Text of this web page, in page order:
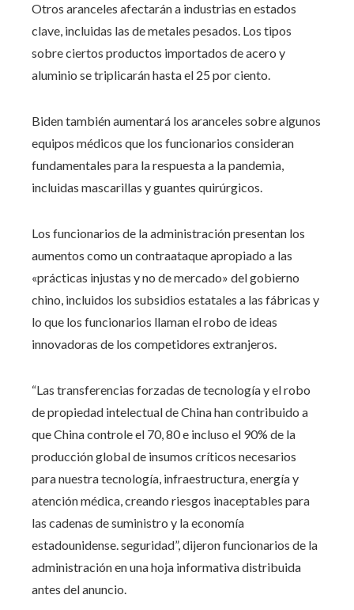
Otros aranceles afectarán a industrias en estados
clave, incluidas las de metales pesados. Los tipos
sobre ciertos productos importados de acero y
aluminio se triplicarán hasta el 25 por ciento.
Biden también aumentará los aranceles sobre algunos
equipos médicos que los funcionarios consideran
fundamentales para la respuesta a la pandemia,
incluidas mascarillas y guantes quirúrgicos.
Los funcionarios de la administración presentan los
aumentos como un contraataque apropiado a las
«prácticas injustas y no de mercado» del gobierno
chino, incluidos los subsidios estatales a las fábricas y
lo que los funcionarios llaman el robo de ideas
innovadoras de los competidores extranjeros.
“Las transferencias forzadas de tecnología y el robo
de propiedad intelectual de China han contribuido a
que China controle el 70, 80 e incluso el 90% de la
producción global de insumos críticos necesarios
para nuestra tecnología, infraestructura, energía y
atención médica, creando riesgos inaceptables para
las cadenas de suministro y la economía
estadounidense. seguridad”, dijeron funcionarios de la
administración en una hoja informativa distribuida
antes del anuncio.